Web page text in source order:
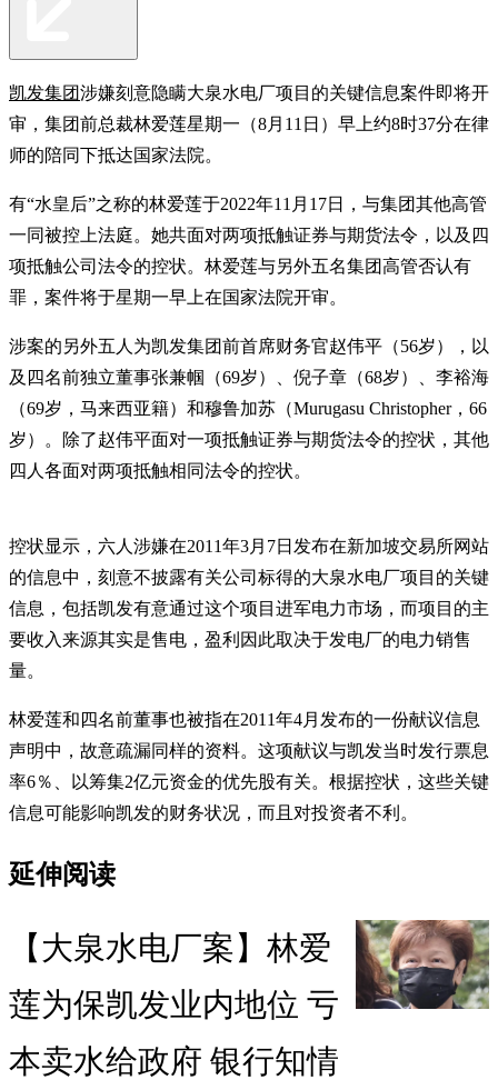
凯发集团涉嫌刻意隐瞒大泉水电厂项目的关键信息案件即将开
审，集团前总裁林爱莲星期一（8月11日）早上约8时37分在律
师的陪同下抵达国家法院。
有“水皇后”之称的林爱莲于2022年11月17日，与集团其他高管
一同被控上法庭。她共面对两项抵触证券与期货法令，以及四
项抵触公司法令的控状。林爱莲与另外五名集团高管否认有
罪，案件将于星期一早上在国家法院开审。
涉案的另外五人为凯发集团前首席财务官赵伟平（56岁），以
及四名前独立董事张兼帼（69岁）、倪子章（68岁）、李裕海
（69岁，马来西亚籍）和穆鲁加苏（Murugasu Christopher，66
岁）。除了赵伟平面对一项抵触证券与期货法令的控状，其他
四人各面对两项抵触相同法令的控状。
控状显示，六人涉嫌在2011年3月7日发布在新加坡交易所网站
的信息中，刻意不披露有关公司标得的大泉水电厂项目的关键
信息，包括凯发有意通过这个项目进军电力市场，而项目的主
要收入来源其实是售电，盈利因此取决于发电厂的电力销售
量。
林爱莲和四名前董事也被指在2011年4月发布的一份献议信息
声明中，故意疏漏同样的资料。这项献议与凯发当时发行票息
率6％、以筹集2亿元资金的优先股有关。根据控状，这些关键
信息可能影响凯发的财务状况，而且对投资者不利。
延伸阅读
【大泉水电厂案】林爱
莲为保凯发业内地位 亏
本卖水给政府 银行知情